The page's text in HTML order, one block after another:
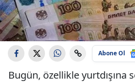
Abone Ol
Bugün, özellikle yurtdışına